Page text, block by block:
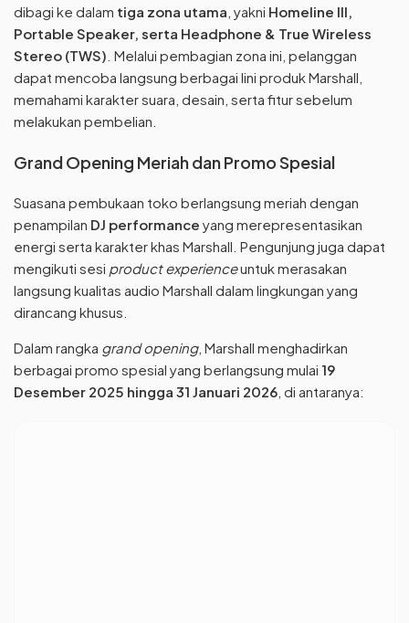
dibagi ke dalam tiga zona utama , yakni Homeline III,
Portable Speaker, serta Headphone & True Wireless
Stereo (TWS) . Melalui pembagian zona ini, pelanggan
dapat mencoba langsung berbagai lini produk Marshall,
memahami karakter suara, desain, serta fitur sebelum
melakukan pembelian.
Grand Opening Meriah dan Promo Spesial
Suasana pembukaan toko berlangsung meriah dengan
penampilan DJ performance yang merepresentasikan
energi serta karakter khas Marshall. Pengunjung juga dapat
mengikuti sesi product experienceuntuk merasakan
langsung kualitas audio Marshall dalam lingkungan yang
dirancang khusus.
Dalam rangka grand opening, Marshall menghadirkan
berbagai promo spesial yang berlangsung mulai 19
Desember 2025 hingga 31 Januari 2026 , di antaranya: